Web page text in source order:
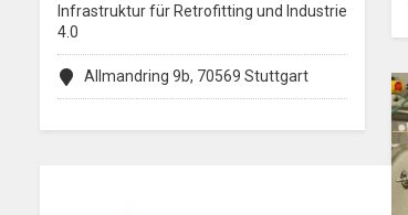
Infrastruktur für Retrofitting und Industrie
4.0
Allmandring 9b, 70569 Stuttgart